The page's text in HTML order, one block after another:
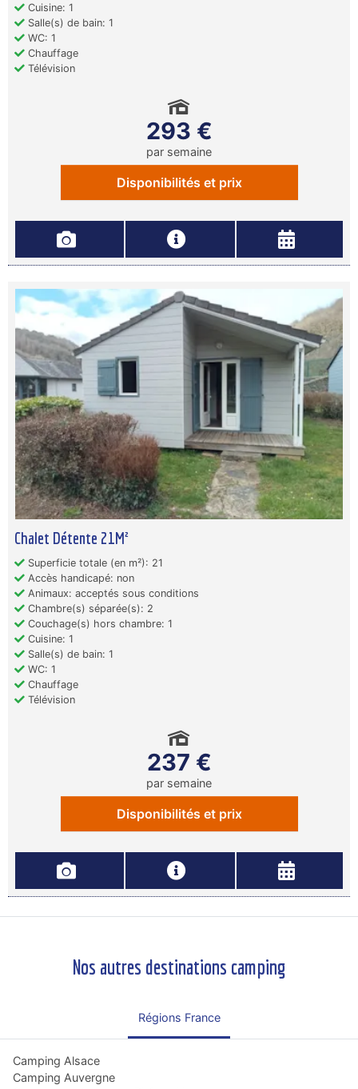
Cuisine: 1
Salle(s) de bain: 1
WC: 1
Chauffage
Télévision
293 €
par semaine
Disponibilités et prix
Chalet Détente 21M²
Superficie totale (en m²): 21
Accès handicapé: non
Animaux: acceptés sous conditions
Chambre(s) séparée(s): 2
Couchage(s) hors chambre: 1
Cuisine: 1
Salle(s) de bain: 1
WC: 1
Chauffage
Télévision
237 €
par semaine
Disponibilités et prix
Nos autres destinations camping
Régions France
Camping Alsace
Camping Auvergne